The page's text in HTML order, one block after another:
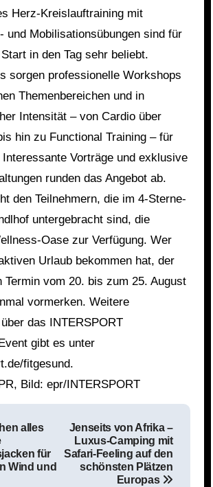
Herz-Kreislauftraining mit
und Mobilisationsübungen sind für
in den Tag sehr beliebt.
sorgen professionelle Workshops
Themenbereichen und in
Intensität – von Cardio über
hin zu Functional Training – für
Vorträge und exklusive
runden das Angebot ab.
den Teilnehmern, die im 4-Sterne-
untergebracht sind, die
Oase zur Verfügung. Wer
Urlaub bekommen hat, der
Termin vom 20. bis zum 25. August
vormerken. Weitere
das INTERSPORT
gibt es unter
fitgesund.
Bild: epr/INTERSPORT
alles
für
Wind und
Jenseits von Afrika –
Luxus-Camping mit
Safari-Feeling auf den
schönsten Plätzen
Europas